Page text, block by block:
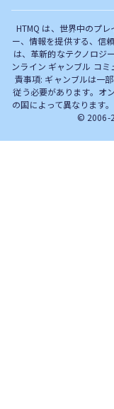
HTMQ は、世界中のプ
ー、情報を提供する、信
は、革新的なテクノロジ
ンライン ギャンブル コ
責事項: ギャンブルは一
従う必要があります。オ
の国によって異なります
© 2006-